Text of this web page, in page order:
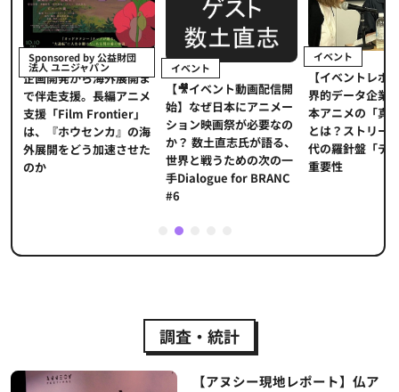
Sponsored by 公益財団
法人 ユニジャパン
企画開発から海外展開ま
で伴走支援。長編アニメ
支援「Film Frontier」
は、『ホウセンカ』の海
外展開をどう加速させた
のか
イベント
【🎥イベント動画配信開
始】なぜ日本にアニメー
ション映画祭が必要なの
か？ 数土直志氏が語る、
世界と戦うための次の一
手Dialogue for BRANC
#6
イベント
【イベントレポ
界的データ企業
本アニメの「真
とは？ストリー
代の羅針盤「デ
重要性
2
調査・統計
【アヌシー現地レポート】仏ア